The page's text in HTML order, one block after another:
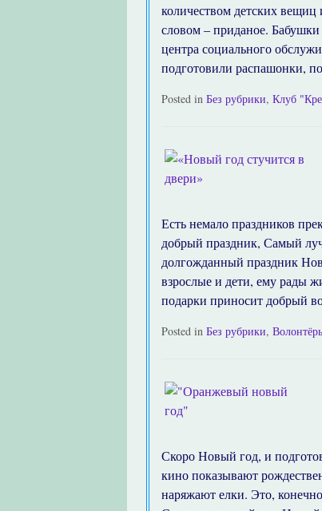
количеством детских
словом – приданое. Бабушки
центра социального
подготовили распашонки,
Posted in Без рубрики, Клуб
Есть немало праздников
добрый праздник, Самый
долгожданный праздник
взрослые и дети, ему рады
подарки приносит добрый
Posted in Без рубрики,
Скоро Новый год, и
кино показывают
наряжают елки. Это,